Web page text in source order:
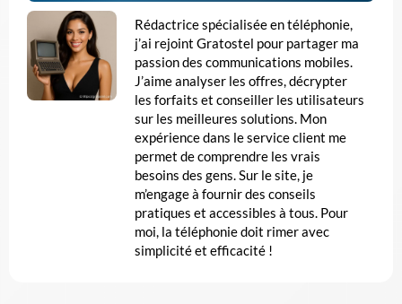
Rédactrice spécialisée en téléphonie,
j’ai rejoint Gratostel pour partager ma
passion des communications mobiles.
J’aime analyser les offres, décrypter
les forfaits et conseiller les utilisateurs
sur les meilleures solutions. Mon
expérience dans le service client me
permet de comprendre les vrais
besoins des gens. Sur le site, je
m’engage à fournir des conseils
pratiques et accessibles à tous. Pour
moi, la téléphonie doit rimer avec
simplicité et efficacité !